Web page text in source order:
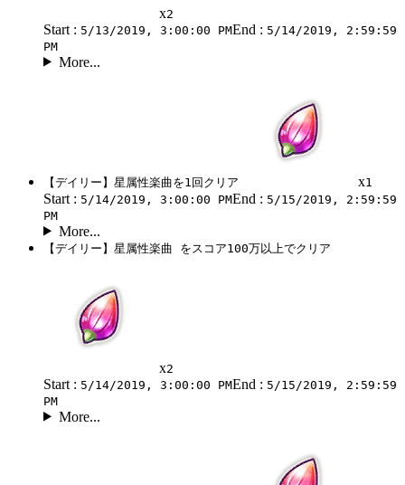
x2
Start : 5/13/2019, 3:00:00 PMEnd : 5/14/2019, 2:59:59
PM
More...
【デイリー】星属性楽曲を1回クリア x1
Start : 5/14/2019, 3:00:00 PMEnd : 5/15/2019, 2:59:59
PM
More...
【デイリー】星属性楽曲 をスコア100万以上でクリア
x2
Start : 5/14/2019, 3:00:00 PMEnd : 5/15/2019, 2:59:59
PM
More...